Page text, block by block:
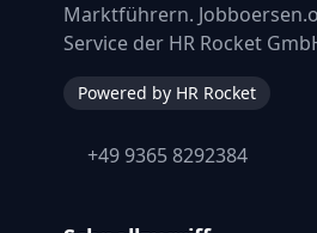
Marktführern.
Service der HR Rocket
Powered by HR Rocket
+49 9365 8292384